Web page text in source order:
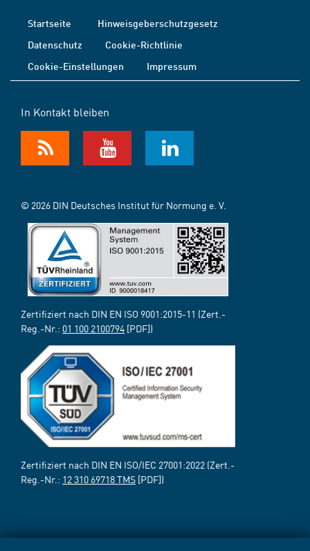
Startseite
Hinweisgeberschutzgesetz
Datenschutz
Cookie-Richtlinie
Cookie-Einstellungen
Impressum
In Kontakt bleiben
© 2026 DIN Deutsches Institut für Normung e. V.
Zertifiziert nach DIN EN ISO 9001:2015-11 (Zert.-
Reg.-Nr.: 01 100 2100794 [PDF])
Zertifiziert nach DIN EN ISO/IEC 27001:2022 (Zert.-
Reg.-Nr.: 12 310 69718 TMS [PDF])